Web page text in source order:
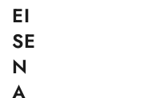
EI
SE
N
A